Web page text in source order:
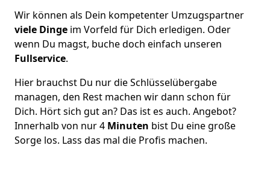
Wir können als Dein kompetenter Umzugspartner
viele Dinge im Vorfeld für Dich erledigen. Oder
wenn Du magst, buche doch einfach unseren
Fullservice.
Hier brauchst Du nur die Schlüsselübergabe
managen, den Rest machen wir dann schon für
Dich. Hört sich gut an? Das ist es auch. Angebot?
Innerhalb von nur 4 Minuten bist Du eine große
Sorge los. Lass das mal die Profis machen.